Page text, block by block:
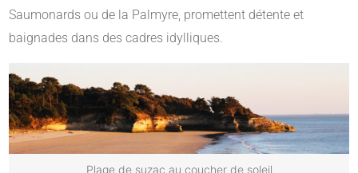
Saumonards ou de la Palmyre, promettent détente et
baignades dans des cadres idylliques.
Plage de suzac au coucher de soleil